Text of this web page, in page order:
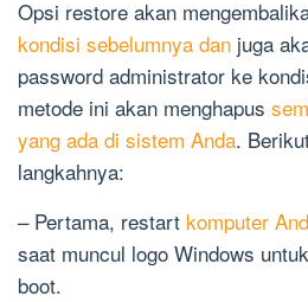
Opsi restore akan
kondisi sebelumnya dan juga
password administrator ke
metode ini akan menghapus
yang ada di sistem Anda.
langkahnya:
– Pertama, restart komputer
saat muncul logo Windows
boot.